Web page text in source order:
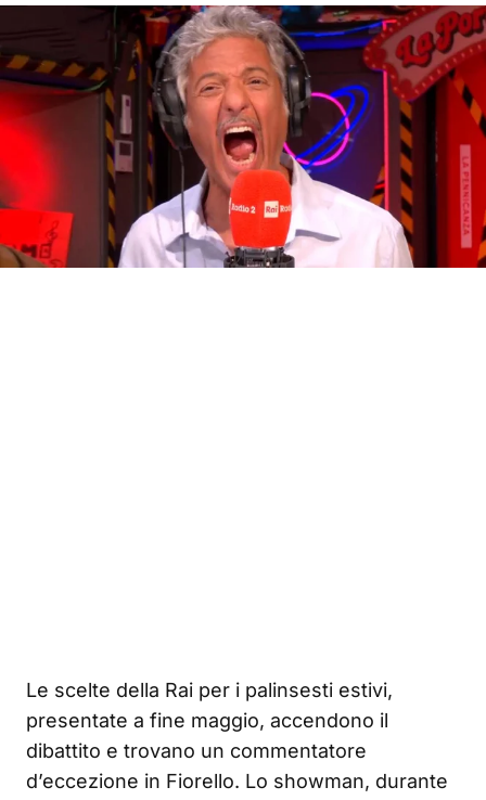
Le scelte della Rai per i palinsesti estivi,
presentate a fine maggio, accendono il
dibattito e trovano un commentatore
d’eccezione in Fiorello. Lo showman, durante